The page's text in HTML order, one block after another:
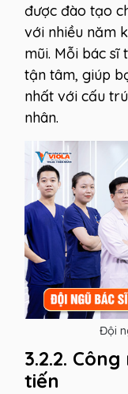
được đào tạo
với nhiều năm
mũi. Mỗi bác
tận tâm, giúp
nhất với cấu
nhân.
Đội
3.2.2.
tiến